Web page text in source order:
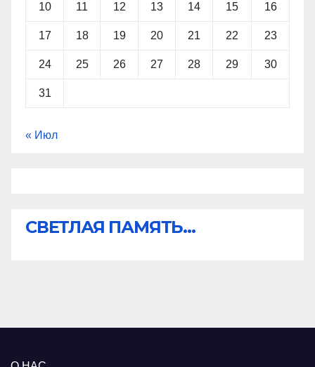
10 11 12 13 14 15 16
17 18 19 20 21 22 23
24 25 26 27 28 29 30
31
« Июл
СВЕТЛАЯ ПАМЯТЬ...